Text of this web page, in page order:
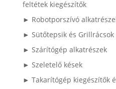
feltétek kiegészítők
► Robotporszívó
► Sütőtepsik és Grillrácsok
► Szárítógép alkatrészek
► Szeletelő kések
► Takarítógép kiegészítők